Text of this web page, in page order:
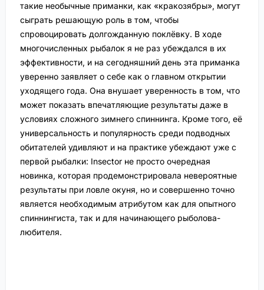
такие необычные приманки, как «кракозябры», могут
сыграть решающую роль в том, чтобы
спровоцировать долгожданную поклёвку. В ходе
многочисленных рыбалок я не раз убеждался в их
эффективности, и на сегодняшний день эта приманка
уверенно заявляет о себе как о главном открытии
уходящего года. Она внушает уверенность в том, что
может показать впечатляющие результаты даже в
условиях сложного зимнего спиннинга. Кроме того, её
универсальность и популярность среди подводных
обитателей удивляют и на практике убеждают уже с
первой рыбалки: Insector не просто очередная
новинка, которая продемонстрировала невероятные
результаты при ловле окуня, но и совершенно точно
является необходимым атрибутом как для опытного
спиннингиста, так и для начинающего рыболова-
любителя.